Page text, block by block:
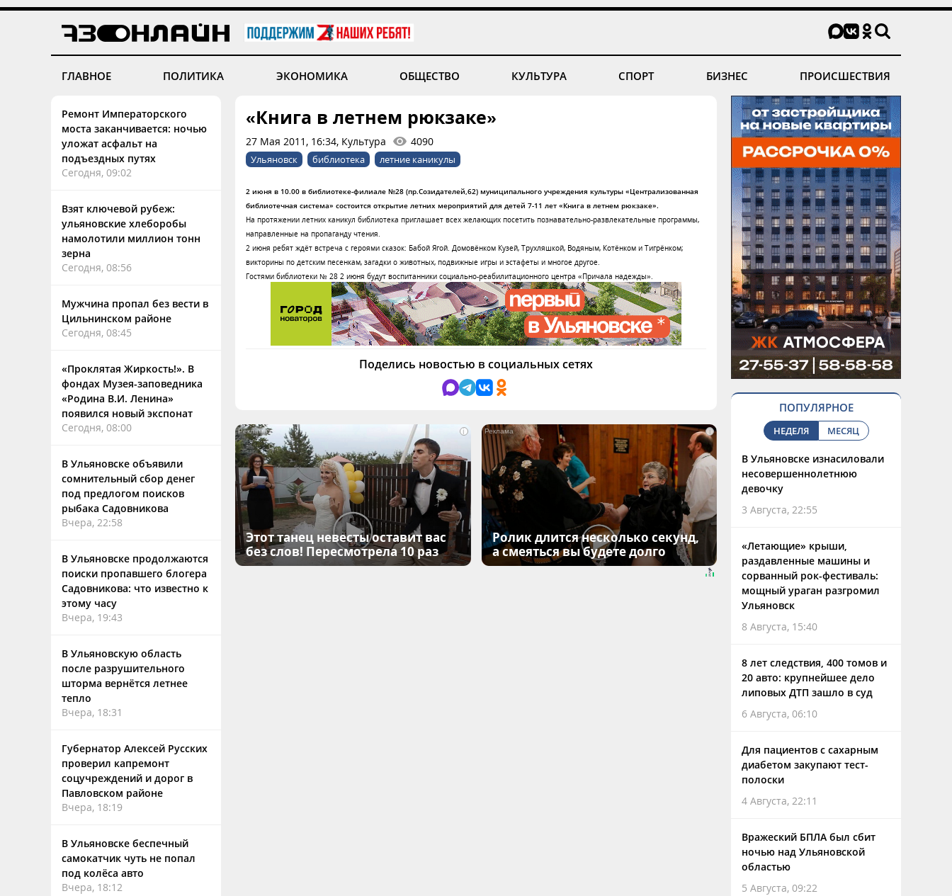
ГЛАВНОЕ ПОЛИТИКА ЭКОНОМИКА ОБЩЕСТВО КУЛЬТУРА СПОРТ БИЗНЕС ПРОИСШЕСТВИЯ
Ремонт Императорского
моста заканчивается: ночью
уложат асфальт на
подъездных путях
Сегодня, 09:02
Взят ключевой рубеж:
ульяновские хлеборобы
намолотили миллион тонн
зерна
Сегодня, 08:56
Мужчина пропал без вести в
Цильнинском районе
Сегодня, 08:45
«Проклятая Жиркость!». В
фондах Музея-заповедника
«Родина В.И. Ленина»
появился новый экспонат
Сегодня, 08:00
В Ульяновске объявили
сомнительный сбор денег
под предлогом поисков
рыбака Садовникова
Вчера, 22:58
В Ульяновске продолжаются
поиски пропавшего блогера
Садовникова: что известно к
этому часу
Вчера, 19:43
В Ульяновскую область
после разрушительного
шторма вернётся летнее
тепло
Вчера, 18:31
Губернатор Алексей Русских
проверил капремонт
соцучреждений и дорог в
Павловском районе
Вчера, 18:19
В Ульяновске беспечный
самокатчик чуть не попал
под колёса авто
Вчера, 18:12
«Книга в летнем рюкзаке»
27 Мая 2011, 16:34, Культура 4090
Ульяновск библиотека летние каникулы
2 июня в 10.00 в библиотеке-филиале №28 (пр.Созидателей,62) муниципального учреждения культуры «Централизованная
библиотечная система» состоится открытие летних мероприятий для детей 7-11 лет «Книга в летнем рюкзаке».
На протяжении летних каникул библиотека приглашает всех желающих посетить познавательно-развлекательные программы,
направленные на пропаганду чтения.
2 июня ребят ждёт встреча с героями сказок: Бабой Ягой. Домовёнком Кузей, Трухляшкой, Водяным, Котёнком и Тигрёнком;
викторины по детским песенкам, загадки о животных, подвижные игры и эстафеты и многое другое.
Гостями библиотеки № 28 2 июня будут воспитанники социально-реабилитационного центра «Причала надежды».
Поделись новостью в социальных сетях
i
Этот танец невесты оставит вас
без слов! Пересмотрела 10 раз
i
Ролик длится несколько секунд,
а смеяться вы будете долго
ПОПУЛЯРНОЕ
НЕДЕЛЯ МЕСЯЦ
В Ульяновске изнасиловали
несовершеннолетнюю
девочку
3 Августа, 22:55
«Летающие» крыши,
раздавленные машины и
сорванный рок-фестиваль:
мощный ураган разгромил
Ульяновск
8 Августа, 15:40
8 лет следствия, 400 томов и
20 авто: крупнейшее дело
липовых ДТП зашло в суд
6 Августа, 06:10
Для пациентов с сахарным
диабетом закупают тест-
полоски
4 Августа, 22:11
Вражеский БПЛА был сбит
ночью над Ульяновской
областью
5 Августа, 09:22